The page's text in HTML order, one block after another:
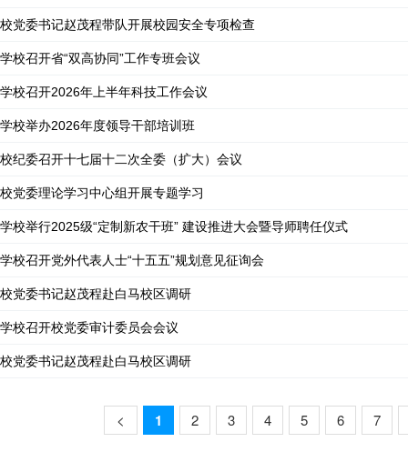
校党委书记赵茂程带队开展校园安全专项检查
学校召开省“双高协同”工作专班会议
学校召开2026年上半年科技工作会议
学校举办2026年度领导干部培训班
校纪委召开十七届十二次全委（扩大）会议
校党委理论学习中心组开展专题学习
学校举行2025级“定制新农干班” 建设推进大会暨导师聘任仪式
学校召开党外代表人士“十五五”规划意见征询会
校党委书记赵茂程赴白马校区调研
学校召开校党委审计委员会会议
校党委书记赵茂程赴白马校区调研
< 1 2 3 4 5 6 7